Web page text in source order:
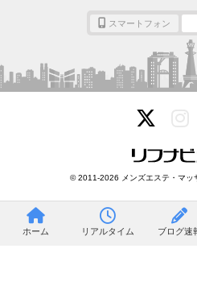
スマートフォン
© 2011-2026 メンズエステ・マッ
ホーム リアルタイム ブログ速